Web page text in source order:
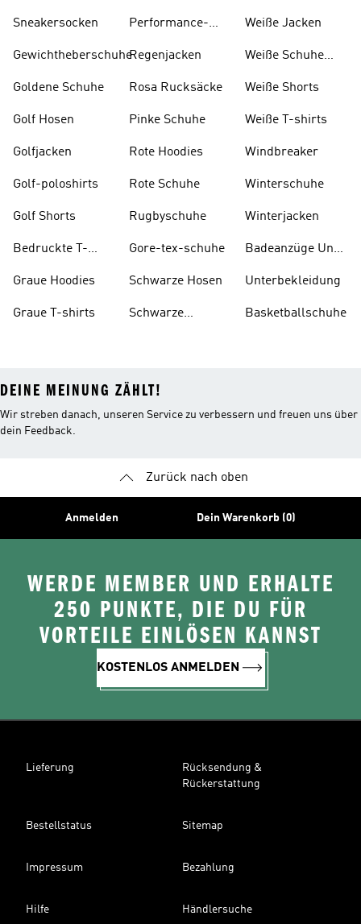
Sneakersocken
Gewichtheberschuhe
Goldene Schuhe
Golf Hosen
Golfjacken
Golf-poloshirts
Golf Shorts
Bedruckte T-
Graue Hoodies
Graue T-shirts
Performance-
Regenjacken
Rosa Rucksäcke
Pinke Schuhe
Rote Hoodies
Rote Schuhe
Rugbyschuhe
Gore-tex-schuhe
Schwarze Hosen
Schwarze
Weiße Jacken
Weiße Schuhe
Weiße Shorts
Weiße T-shirts
Windbreaker
Winterschuhe
Winterjacken
Badeanzüge Und
Unterbekleidung
Basketballschuhe
DEINE MEINUNG ZÄHLT!
Wir streben danach, unseren Service zu verbessern und freuen uns über
dein Feedback.
Zurück nach oben
Anmelden Dein Warenkorb (0)
WERDE MEMBER UND ERHALTE
250 PUNKTE, DIE DU FÜR
VORTEILE EINLÖSEN KANNST
KOSTENLOS ANMELDEN
Lieferung
Rücksendung &
Rückerstattung
Bestellstatus Sitemap
Impressum Bezahlung
Hilfe Händlersuche